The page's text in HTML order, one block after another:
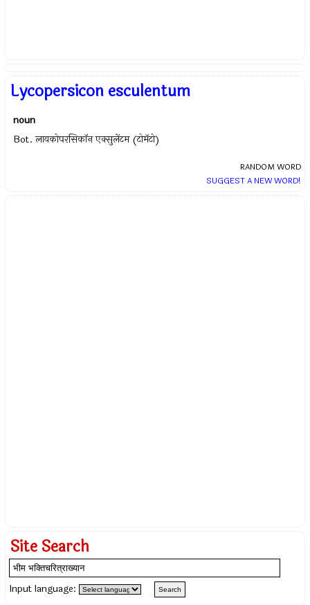
Lycopersicon esculentum
noun
Bot. लायकोपरसिकॉन एक्सुलेंटम (टोमॅटो)
RANDOM WORD
SUGGEST A NEW WORD!
Site Search
Input language: